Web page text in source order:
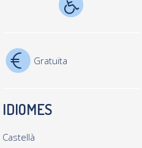
Gratuïta
IDIOMES
Castellà